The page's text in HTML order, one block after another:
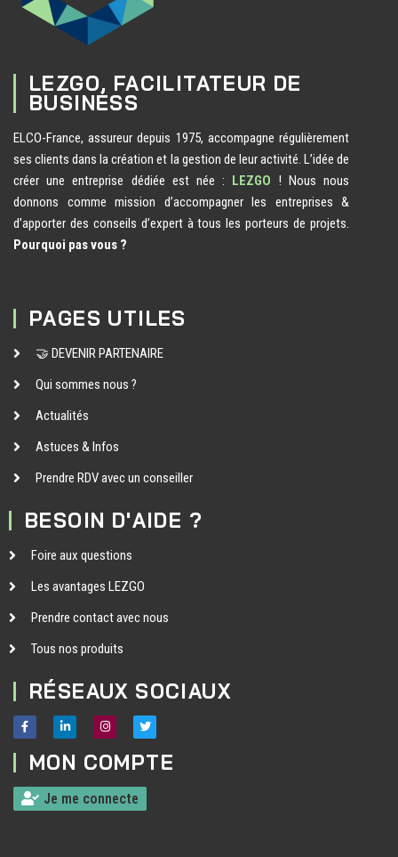
LEZGO, FACILITATEUR DE
BUSINESS
ELCO-France, assureur depuis 1975, accompagne régulièrement
ses clients dans la création et la gestion de leur activité. L’idée de
créer une entreprise dédiée est née : LEZGO ! Nous nous
donnons comme mission d’accompagner les entreprises &
d’apporter des conseils d’expert à tous les porteurs de projets.
Pourquoi pas vous ?
PAGES UTILES
🤝 DEVENIR PARTENAIRE
Qui sommes nous ?
Actualités
Astuces & Infos
Prendre RDV avec un conseiller
BESOIN D'AIDE ?
Foire aux questions
Les avantages LEZGO
Prendre contact avec nous
Tous nos produits
RÉSEAUX SOCIAUX
MON COMPTE
Je me connecte